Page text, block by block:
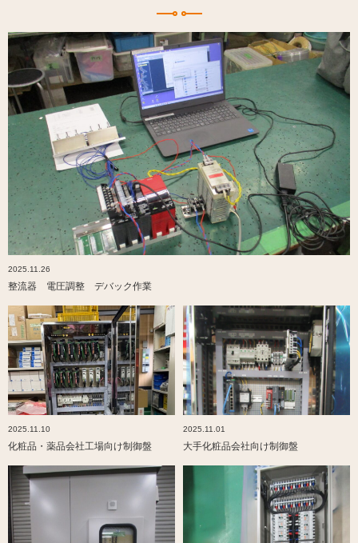
2025.11.26
整流器 電圧調整 デバック作業
2025.11.10
化粧品・薬品会社工場向け制御盤
2025.11.01
大手化粧品会社向け制御盤